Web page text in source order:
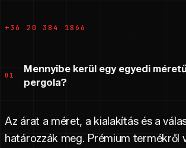
+36 20 384 1866
01
Mennyibe kerül egy egyedi
pergola?
Az árat a méret, a kialakítás és a
határozzák meg. Prémium termékről